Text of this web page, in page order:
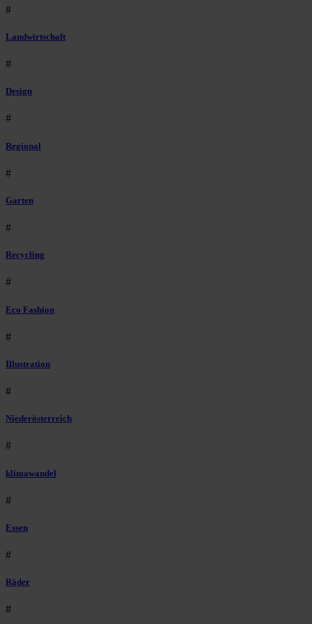
#
Landwirtschaft
#
Design
#
Regional
#
Garten
#
Recycling
#
Eco Fashion
#
Illustration
#
Niederösterreich
#
klimawandel
#
Essen
#
Räder
#